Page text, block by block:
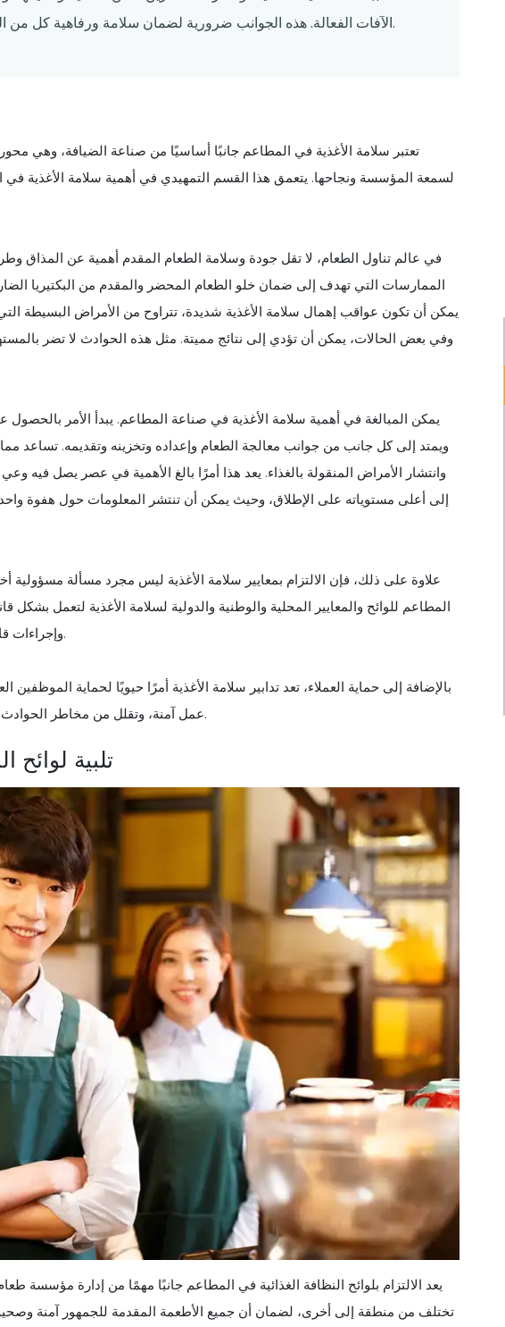
الآفات الفعالة. هذه الجوانب ضرورية لضمان سلامة ورفاهية كل من العملاء والموظفين في صناعة المطاعم.
تعتبر سلامة الأغذية في المطاعم جانبًا أساسيًا من صناعة الضيافة، وهي
لسمعة المؤسسة ونجاحها. يتعمق هذا القسم التمهيدي في أهمية سلامة الأغذية
في عالم تناول الطعام، لا تقل جودة وسلامة الطعام المقدم أهمية عن المذاق
الممارسات التي تهدف إلى ضمان خلو الطعام المحضر والمقدم من البكتيريا
يمكن أن تكون عواقب إهمال سلامة الأغذية شديدة، تتراوح من الأمراض البسيطة
وفي بعض الحالات، يمكن أن تؤدي إلى نتائج مميتة. مثل هذه الحوادث لا تضر
يمكن المبالغة في أهمية سلامة الأغذية في صناعة المطاعم. يبدأ الأمر
ويمتد إلى كل جانب من جوانب معالجة الطعام وإعداده وتخزينه وتقديمه. تساعد
وانتشار الأمراض المنقولة بالغذاء. يعد هذا أمرًا بالغ الأهمية في عصر يصل فيه
إلى أعلى مستوياته على الإطلاق، وحيث يمكن أن تنتشر المعلومات حول هفوة
علاوة على ذلك، فإن الالتزام بمعايير سلامة الأغذية ليس مجرد مسألة مسؤولية
المطاعم للوائح والمعايير المحلية والوطنية والدولية لسلامة الأغذية لتعمل
وإجراءات قانونية، وفي الحالات الشديدة، إغلاق المؤسسة.
بالإضافة إلى حماية العملاء، تعد تدابير سلامة الأغذية أمرًا حيويًا لحماية
عمل آمنة، وتقلل من مخاطر الحوادث، وتعزز ثقافة الصحة والسلامة داخل المؤسسة.
تلبية لوائح
يعد الالتزام بلوائح النظافة الغذائية في المطاعم جانبًا مهمًا من إدارة مؤسسة
تختلف من منطقة إلى أخرى، لضمان أن جميع الأطعمة المقدمة للجمهور آمنة